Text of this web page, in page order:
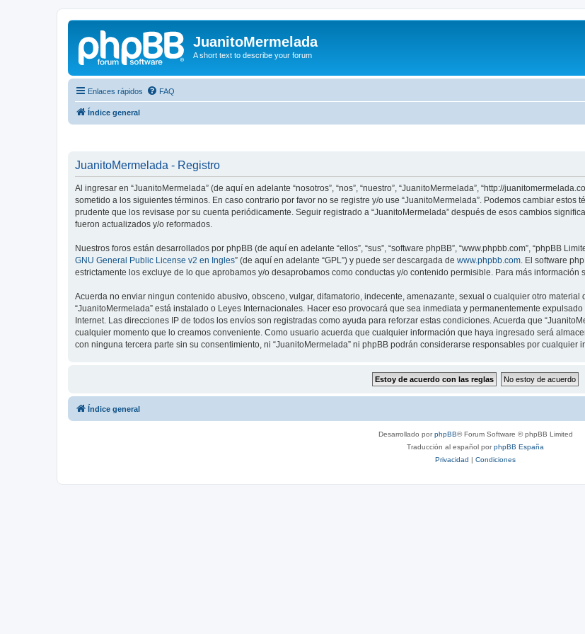
JuanitoMermelada
A short text to describe your forum
Enlaces rápidos FAQ
Índice general
JuanitoMermelada - Registro
Al ingresar en “JuanitoMermelada” (de aquí en adelante “nosotros”, “nos”, “nuestro”, “JuanitoMermelada”, “http://
sometido a los siguientes términos. En caso contrario por favor no se registre y/o use “JuanitoMermelada”. Podemos cambiar
prudente que los revisase por su cuenta periódicamente. Seguir registrado a “JuanitoMermelada” después de esos cambios
fueron actualizados y/o reformados.
Nuestros foros están desarrollados por phpBB (de aquí en adelante “ellos”, “sus”, “software phpBB”, “www.phpbb.com”, “phpBB
GNU General Public License v2 en Ingles” (de aquí en adelante “GPL”) y puede ser descargada de www.phpbb.com. El software
estrictamente los excluye de lo que aprobamos y/o desaprobamos como conductas y/o contenido permisible. Para más información
Acuerda no enviar ningun contenido abusivo, obsceno, vulgar, difamatorio, indecente, amenazante, sexual o cualquier otro
“JuanitoMermelada” está instalado o Leyes Internacionales. Hacer eso provocará que sea inmediata y permanentemente
Internet. Las direcciones IP de todos los envíos son registradas como ayuda para reforzar estas condiciones. Acuerda que
cualquier momento que lo creamos conveniente. Como usuario acuerda que cualquier información que haya ingresado será
con ninguna tercera parte sin su consentimiento, ni “JuanitoMermelada” ni phpBB podrán considerarse responsables por
Índice general
Desarrollado porphpBB® Forum Software © phpBB Limited
Traducción al español porphpBB España
Privacidad | Condiciones